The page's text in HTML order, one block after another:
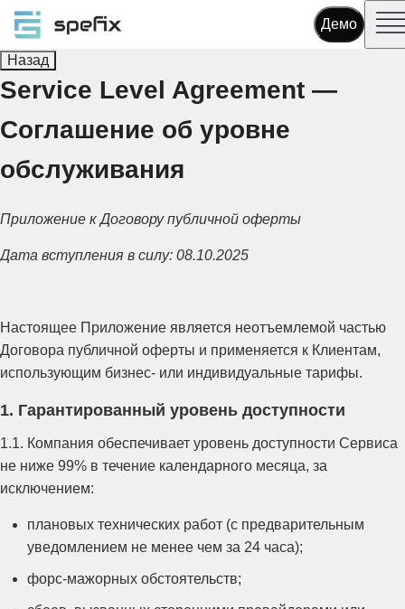
Демо
Назад
Service Level Agreement —
Соглашение об уровне
обслуживания
Приложение к Договору публичной оферты
Дата вступления в силу: 08.10.2025
Настоящее Приложение является неотъемлемой частью
Договора публичной оферты и применяется к Клиентам,
использующим бизнес- или индивидуальные тарифы.
1. Гарантированный уровень доступности
1.1. Компания обеспечивает уровень доступности Сервиса
не ниже 99% в течение календарного месяца, за
исключением:
плановых технических работ (с предварительным
уведомлением не менее чем за 24 часа);
форс-мажорных обстоятельств;